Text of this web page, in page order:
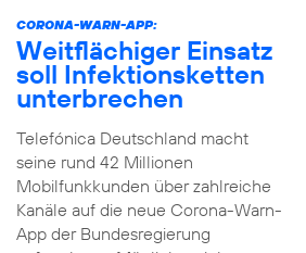
CORONA-WARN-APP:
Weitflächiger Einsatz
soll Infektionsketten
unterbrechen
Telefónica Deutschland macht
seine rund 42 Millionen
Mobilfunkkunden über zahlreiche
Kanäle auf die neue Corona-Warn-
App der Bundesregierung